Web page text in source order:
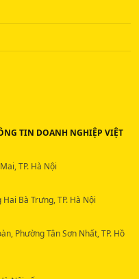
TIN DOANH NGHIỆP VIỆT
TP. Hà Nội
Bà Trưng, TP. Hà Nội
Phường Tân Sơn Nhất, TP. Hồ